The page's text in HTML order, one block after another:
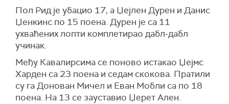
Пол Рид је убацио 17, а Џејлен Дурен и Данис
Џенкинс по 15 поена. Дурен је са 11
ухваћених лопти комплетирао дабл-дабл
учинак.
Међу Кавалирсима се поново истакао Џејмс
Харден са 23 поена и седам скокова. Пратили
су га Донован Мичел и Еван Мобли са по 18
поена. На 13 се зауставио Џерет Ален.